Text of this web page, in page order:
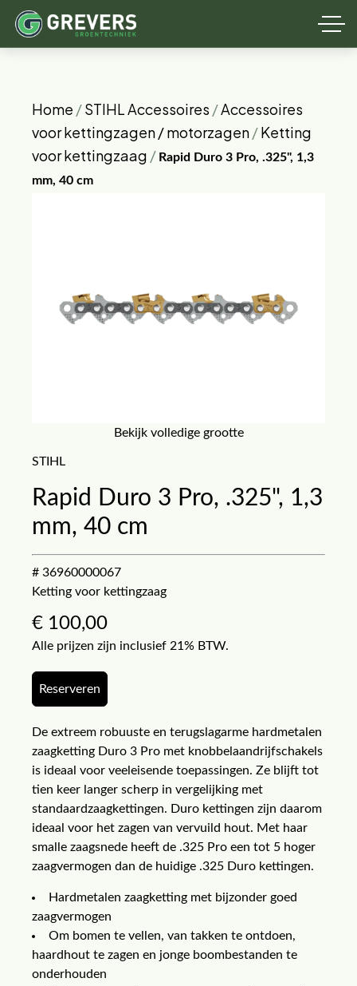
Home /STIHL Accessoires /Accessoires
voor kettingzagen / motorzagen/Ketting
voor kettingzaag / Rapid Duro 3 Pro, .325", 1,3
mm, 40 cm
Bekijk volledige grootte
STIHL
Rapid Duro 3 Pro, .325", 1,3
mm, 40 cm
# 36960000067
Ketting voor kettingzaag
€ 100,00
Alle prijzen zijn inclusief 21% BTW.
Reserveren
De extreem robuuste en terugslagarme hardmetalen
zaagketting Duro 3 Pro met knobbelaandrijfschakels
is ideaal voor veeleisende toepassingen. Ze blijft tot
tien keer langer scherp in vergelijking met
standaardzaagkettingen. Duro kettingen zijn daarom
ideaal voor het zagen van vervuild hout. Met haar
smalle zaagsnede heeft de .325 Pro een tot 5 hoger
zaagvermogen dan de huidige .325 Duro kettingen.
Hardmetalen zaagketting met bijzonder goed
zaagvermogen
Om bomen te vellen, van takken te ontdoen,
haardhout te zagen en jonge boombestanden te
onderhouden